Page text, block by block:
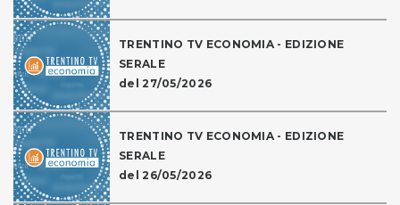
TRENTINO TV ECONOMIA - EDIZIONE
SERALE
del 27/05/2026
TRENTINO TV ECONOMIA - EDIZIONE
SERALE
del 26/05/2026